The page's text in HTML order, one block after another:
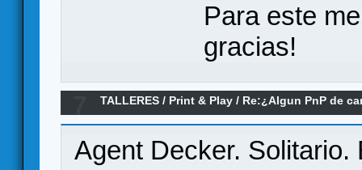
Para este
gracias!
TALLERES / Print & Play / Re:¿Algun PnP de
Agent Decker.